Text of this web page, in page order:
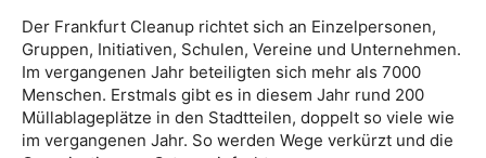
Der Frankfurt Cleanup richtet sich an Einzelpersonen,
Gruppen, Initiativen, Schulen, Vereine und Unternehmen.
Im vergangenen Jahr beteiligten sich mehr als 7000
Menschen. Erstmals gibt es in diesem Jahr rund 200
Müllablageplätze in den Stadtteilen, doppelt so viele wie
im vergangenen Jahr. So werden Wege verkürzt und die